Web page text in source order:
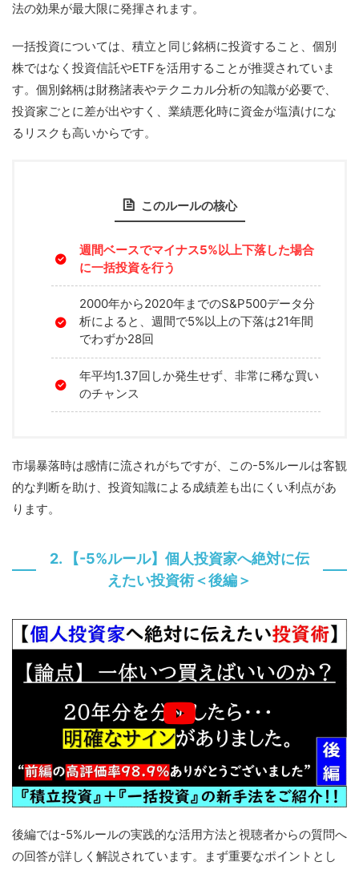
法の効果が最大限に発揮されます。
一括投資については、積立と同じ銘柄に投資すること、個別
株ではなく投資信託やETFを活用することが推奨されていま
す。個別銘柄は財務諸表やテクニカル分析の知識が必要で、
投資家ごとに差が出やすく、業績悪化時に資金が塩漬けにな
るリスクも高いからです。
このルールの核心
週間ベースでマイナス5%以上下落した場合
に一括投資を行う
2000年から2020年までのS&P500データ分
析によると、週間で5%以上の下落は21年間
でわずか28回
年平均1.37回しか発生せず、非常に稀な買い
のチャンス
市場暴落時は感情に流されがちですが、この-5%ルールは客観
的な判断を助け、投資知識による成績差も出にくい利点があ
ります。
2. 【-5%ルール】個人投資家へ絶対に伝
えたい投資術＜後編＞
後編では-5%ルールの実践的な活用方法と視聴者からの質問へ
の回答が詳しく解説されています。まず重要なポイントとし